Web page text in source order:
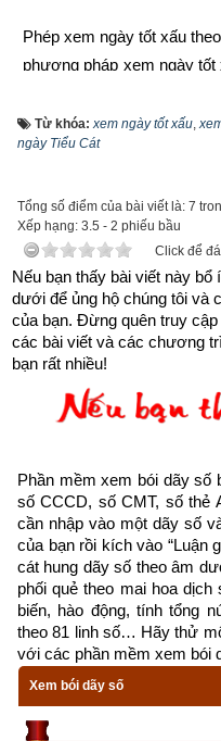
Phép xem ngày tốt xấu
phương pháp xem ngày
là tinh diệu thì ý chỉ các
quỹ đạo của trời đất.
cũng là số của 6 con Giáp
– Giáp Tuất – Giáp Thân –
thường được dùng trong
nhâm” hay lục hư, lục
được gọi là “Tiểu lục
các ngày tốt xấu dựa theo
tháng: 6 tháng lẻ thuộc
vài nhà thuật số cho rằng
tích cực, là thuận lợi, là
phần tiêu cực, khó khăn,
ngược với quan niệm của
là yêu số chẵn – ghét số
(số tốt) còn số lẻ là số đơn
Lục diệu ban đầu và Lục
nhau. Theo "Sự lâm
Liên, Tốc hỷ, Xích khẩu,
thư” thì lại ghi là: Thái an,
cát, Hư vong.
Từ khóa:xem ngày tốt xấu,
ngày Tiểu Cát
Tổng số điểm của bài viết là: 7
Xếp hạng: 3.5 - 2 phiếu bầu
Click để
Nếu bạn thấy bài viết này bổ
dưới để ủng hộ chúng tôi và
của bạn. Đừng quên truy cập
các bài viết và các chương
bạn rất nhiều!
Phần mềm xem bói dãy số
số CCCD, số CMT, số thẻ
cần nhập vào một dãy số
của bạn rồi kích vào “Luận
cát hung dãy số theo âm
phối quẻ theo mai hoa
biến, hào động, tính tổng
theo 81 linh số… Hãy thử
với các phần mềm xem bói
Xem bói dãy số